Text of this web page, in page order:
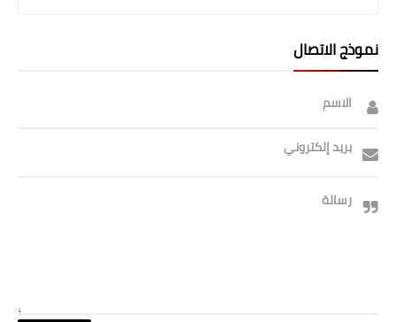
نموذج الاتصال
الاسم
بريد إلكتروني
رسالة